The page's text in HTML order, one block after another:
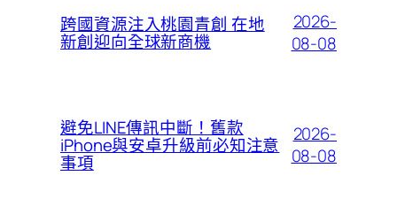
跨國資源注入桃園青創 在地
新創迎向全球新商機
2026-
08-08
避免LINE傳訊中斷！舊款
iPhone與安卓升級前必知注意
事項
2026-
08-08